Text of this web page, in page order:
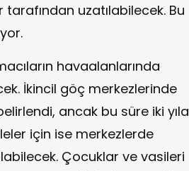
uzatılabilecek. Bu
havaalanlarında
İkincil göç merkezlerinde
ancak bu süre iki yıla
için ise merkezlerde
Çocuklar ve vasileri